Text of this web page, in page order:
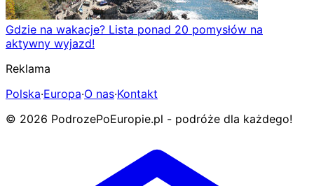
Gdzie na wakacje? Lista ponad 20 pomysłów na
aktywny wyjazd!
Reklama
Polska·Europa·O nas·Kontakt
© 2026 PodrozePoEuropie.pl - podróże dla każdego!